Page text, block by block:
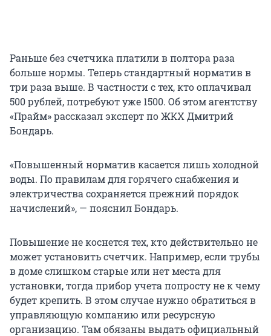
Раньше без счетчика платили в полтора раза
больше нормы. Теперь стандартный норматив в
три раза выше. В частности с тех, кто оплачивал
500 рублей, потребуют уже 1500. Об этом агентству
«Прайм» рассказал эксперт по ЖКХ Дмитрий
Бондарь.
«Повышенный норматив касается лишь холодной
воды. По правилам для горячего снабжения и
электричества сохраняется прежний порядок
начислений», — пояснил Бондарь.
Повышение не коснется тех, кто действительно не
может установить счетчик. Например, если трубы
в доме слишком старые или нет места для
установки, тогда прибор учета попросту не к чему
будет крепить. В этом случае нужно обратиться в
управляющую компанию или ресурсную
организацию. Там обязаны выдать официальный